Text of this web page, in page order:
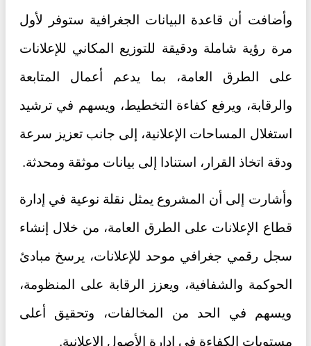
وأضافت أن قاعدة البيانات الجغرافية ستوفر لأول
مرة رؤية شاملة ودقيقة للتوزيع المكاني للإعلانات
على الطرق العامة، بما يدعم أعمال المتابعة
والرقابة، ويرفع كفاءة التخطيط، ويسهم في ترشيد
استغلال المساحات الإعلانية، إلى جانب تعزيز سرعة
ودقة اتخاذ القرار، استنادا إلى بيانات موثقة ومحدثة.
وأشارت إلى أن المشروع يمثل نقلة نوعية في إدارة
قطاع الإعلانات على الطرق العامة، من خلال إنشاء
سجل رقمي جغرافي موحد للإعلانات، يرسخ مبادئ
الحوكمة والشفافية، ويعزز الرقابة على المنظومة،
ويسهم في الحد من المخالفات، وتحقيق أعلى
مستويات الكفاءة في إدارة الأصول الإعلانية.